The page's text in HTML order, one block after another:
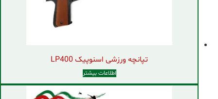
تپانچه ورزشی اسنوپیک LP400
اطلاعات بیشتر